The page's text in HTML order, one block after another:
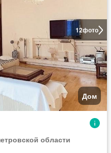
12фото
Дом
области